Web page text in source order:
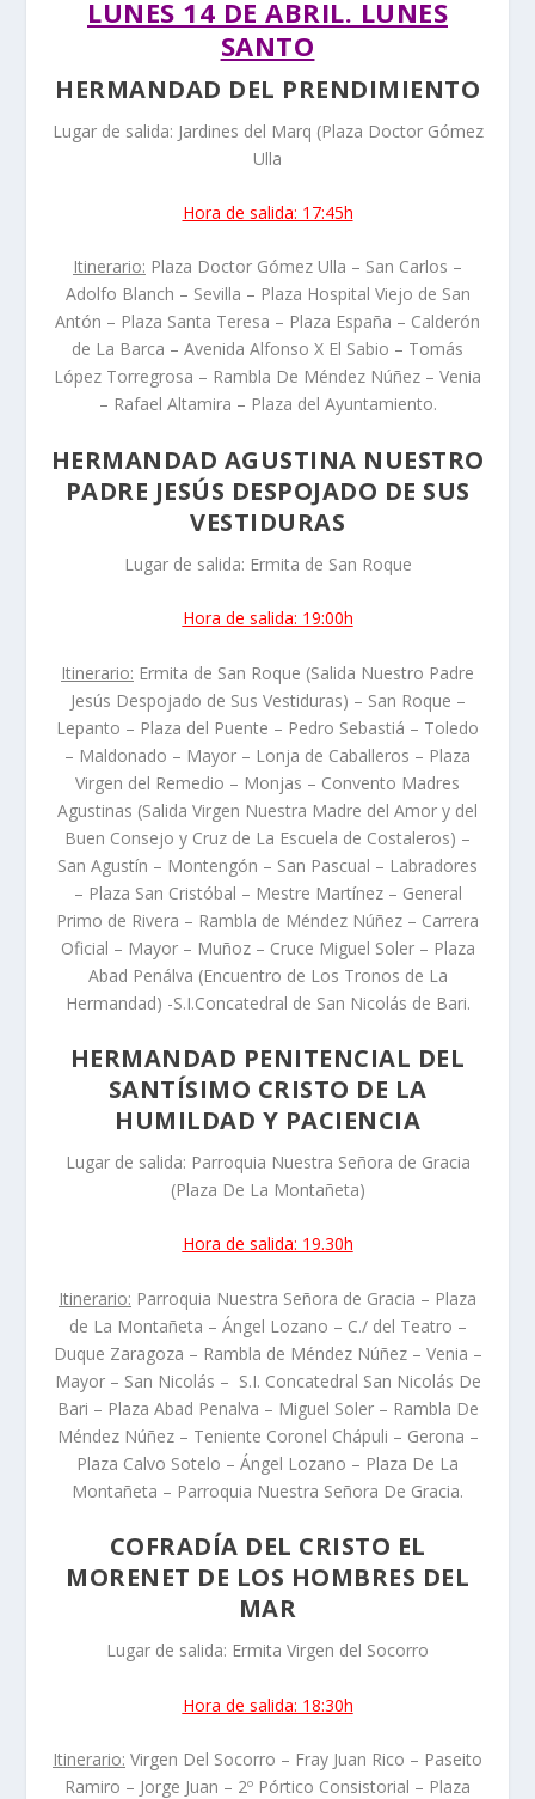
LUNES 14 DE ABRIL. LUNES
SANTO
HERMANDAD DEL PRENDIMIENTO
Lugar de salida: Jardines del Marq (Plaza Doctor Gómez
Ulla
Hora de salida: 17:45h
Itinerario: Plaza Doctor Gómez Ulla – San Carlos –
Adolfo Blanch – Sevilla – Plaza Hospital Viejo de San
Antón – Plaza Santa Teresa – Plaza España – Calderón
de La Barca – Avenida Alfonso X El Sabio – Tomás
López Torregrosa – Rambla De Méndez Núñez – Venia
– Rafael Altamira – Plaza del Ayuntamiento.
HERMANDAD AGUSTINA NUESTRO
PADRE JESÚS DESPOJADO DE SUS
VESTIDURAS
Lugar de salida: Ermita de San Roque
Hora de salida: 19:00h
Itinerario: Ermita de San Roque (Salida Nuestro Padre
Jesús Despojado de Sus Vestiduras) – San Roque –
Lepanto – Plaza del Puente – Pedro Sebastiá – Toledo
– Maldonado – Mayor – Lonja de Caballeros – Plaza
Virgen del Remedio – Monjas – Convento Madres
Agustinas (Salida Virgen Nuestra Madre del Amor y del
Buen Consejo y Cruz de La Escuela de Costaleros) –
San Agustín – Montengón – San Pascual – Labradores
– Plaza San Cristóbal – Mestre Martínez – General
Primo de Rivera – Rambla de Méndez Núñez – Carrera
Oficial – Mayor – Muñoz – Cruce Miguel Soler – Plaza
Abad Penálva (Encuentro de Los Tronos de La
Hermandad) -S.I.Concatedral de San Nicolás de Bari.
HERMANDAD PENITENCIAL DEL
SANTÍSIMO CRISTO DE LA
HUMILDAD Y PACIENCIA
Lugar de salida: Parroquia Nuestra Señora de Gracia
(Plaza De La Montañeta)
Hora de salida: 19.30h
Itinerario: Parroquia Nuestra Señora de Gracia – Plaza
de La Montañeta – Ángel Lozano – C./ del Teatro –
Duque Zaragoza – Rambla de Méndez Núñez – Venia –
Mayor – San Nicolás – S.I. Concatedral San Nicolás De
Bari – Plaza Abad Penalva – Miguel Soler – Rambla De
Méndez Núñez – Teniente Coronel Chápuli – Gerona –
Plaza Calvo Sotelo – Ángel Lozano – Plaza De La
Montañeta – Parroquia Nuestra Señora De Gracia.
COFRADÍA DEL CRISTO EL
MORENET DE LOS HOMBRES DEL
MAR
Lugar de salida: Ermita Virgen del Socorro
Hora de salida: 18:30h
Itinerario: Virgen Del Socorro – Fray Juan Rico – Paseito
Ramiro – Jorge Juan – 2º Pórtico Consistorial – Plaza